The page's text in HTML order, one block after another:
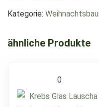
Kategorie:
ähnliche Produkte
0